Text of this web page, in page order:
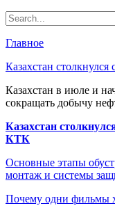
Главное
Казахстан
Казахстан в июле и
сокращать добычу
Казахстан
КТК
Основные этапы
монтаж и системы
Почему одни фильмы